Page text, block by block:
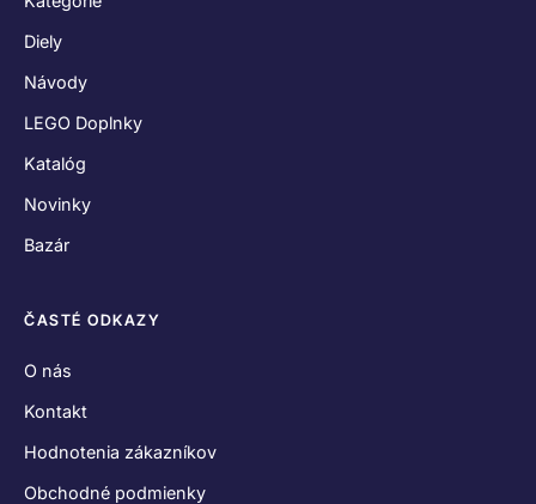
Diely
Návody
LEGO Doplnky
Katalóg
Novinky
Bazár
ČASTÉ ODKAZY
O nás
Kontakt
Hodnotenia zákazníkov
Obchodné podmienky